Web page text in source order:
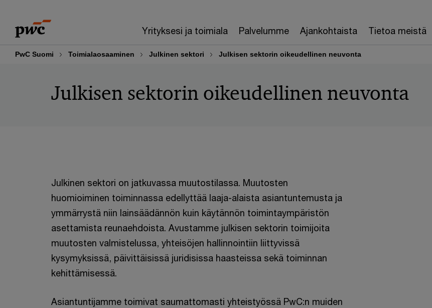
content
footer
Yrityksesi ja toimiala Palvelumme Ajankohtaista Tietoa meistä
PwC Suomi Toimialaosaaminen Julkinen sektori Julkisen sektorin oikeudellinen neuvonta
Julkisen sektorin oikeudellinen neuvonta
Julkinen sektori on jatkuvassa muutostilassa. Muutosten
huomioiminen toiminnassa edellyttää laaja-alaista asiantuntemusta ja
ymmärrystä niin lainsäädännön kuin käytännön toimintaympäristön
asettamista reunaehdoista. Avustamme julkisen sektorin toimijoita
muutosten valmistelussa, yhteisöjen hallinnointiin liittyvissä
kysymyksissä, päivittäisissä juridisissa haasteissa sekä toiminnan
kehittämisessä.
Asiantuntijamme toimivat saumattomasti yhteistyössä PwC:n muiden